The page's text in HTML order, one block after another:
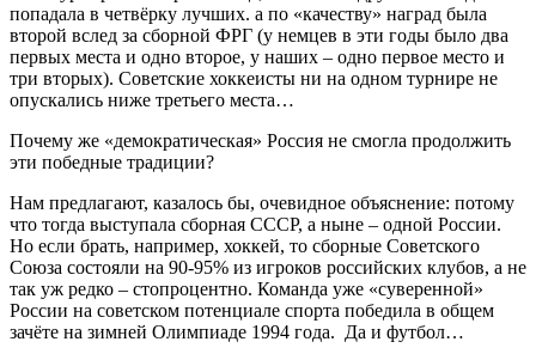
попадала в четвёрку лучших. а по «качеству» наград была
второй вслед за сборной ФРГ (у немцев в эти годы было два
первых места и одно второе, у наших – одно первое место и
три вторых). Советские хоккеисты ни на одном турнире не
опускались ниже третьего места…
Почему же «демократическая» Россия не смогла продолжить
эти победные традиции?
Нам предлагают, казалось бы, очевидное объяснение: потому
что тогда выступала сборная СССР, а ныне – одной России.
Но если брать, например, хоккей, то сборные Советского
Союза состояли на 90-95% из игроков российских клубов, а не
так уж редко – стопроцентно. Команда уже «суверенной»
России на советском потенциале спорта победила в общем
зачёте на зимней Олимпиаде 1994 года. Да и футбол…